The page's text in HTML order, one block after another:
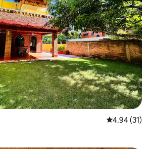
औसत रेटिंग 5 में
4.94 (31)